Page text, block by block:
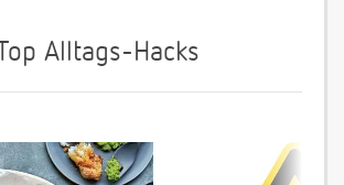
Top Alltags-Hacks